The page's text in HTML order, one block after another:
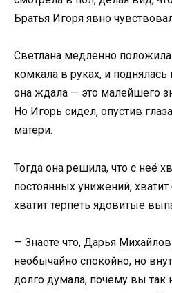
Братья Игоря явно
Светлана медленно
комкала в руках, и поднялась
она ждала — это малейшего
Но Игорь сидел, опустив
матери.
Тогда она решила, что с неё
постоянных унижений,
хватит терпеть ядовитые
— Знаете что, Дарья
необычайно спокойно, но
долго думала, почему вы так